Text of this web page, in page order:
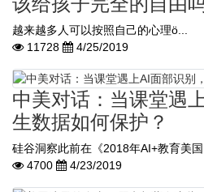
越来越多人可以按照自己的心理ö...
11728
4/25/2019
中美对话：当课堂遇
生数据如何保护？
4700
4/23/2019